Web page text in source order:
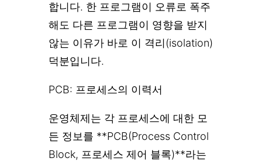
합니다. 한 프로그램이 오류로 폭주
해도 다른 프로그램이 영향을 받지
않는 이유가 바로 이 격리(isolation)
덕분입니다.
PCB: 프로세스의 이력서
운영체제는 각 프로세스에 대한 모
든 정보를 **PCB(Process Control
Block, 프로세스 제어 블록)**라는